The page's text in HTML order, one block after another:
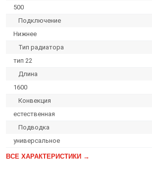
500
Подключение
Нижнее
Тип радиатора
тип 22
Длина
1600
Конвекция
естественная
Подводка
универсальное
ВСЕ ХАРАКТЕРИСТИКИ →